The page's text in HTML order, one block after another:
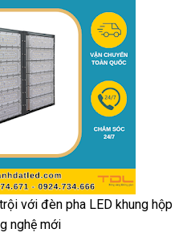
với đèn pha LED khung hộp
nghệ mới